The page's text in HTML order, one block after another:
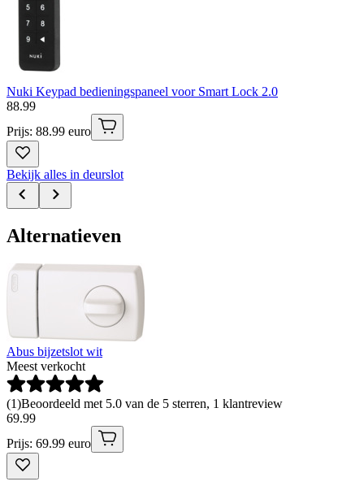
Nuki Keypad bedieningspaneel voor Smart Lock 2.0
88.99
Prijs: 88.99 euro
Bekijk alles in deurslot
Alternatieven
Abus bijzetslot wit
Meest verkocht
(1)Beoordeeld met 5.0 van de 5 sterren, 1 klantreview
69.99
Prijs: 69.99 euro